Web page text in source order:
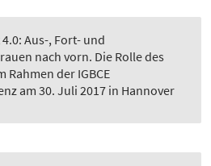
Aus-, Fort- und
nach vorn. Die Rolle des
Rahmen der IGBCE
am 30. Juli 2017 in Hannover